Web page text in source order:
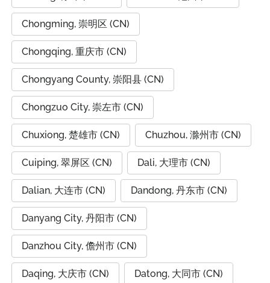
Chongming, 崇明区 (CN)
Chongqing, 重庆市 (CN)
Chongyang County, 崇阳县 (CN)
Chongzuo City, 崇左市 (CN)
Chuxiong, 楚雄市 (CN) Chuzhou, 滁州市 (CN)
Cuiping, 翠屏区 (CN) Dali, 大理市 (CN)
Dalian, 大连市 (CN) Dandong, 丹东市 (CN)
Danyang City, 丹阳市 (CN)
Danzhou City, 儋州市 (CN)
Daqing, 大庆市 (CN) Datong, 大同市 (CN)